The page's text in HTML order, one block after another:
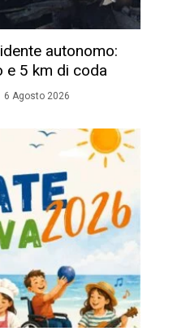
autonomo:
5 km di coda
6 Agosto 2026